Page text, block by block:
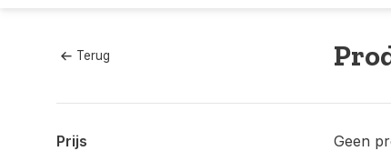
Terug
Prijs Geen